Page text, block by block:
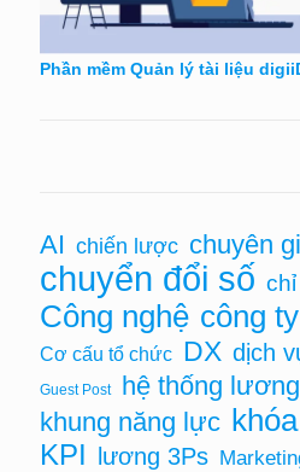
Phần mềm Quản lý tài liệu
AI chiến lược chuyên
chuyển đổi số
Công nghệ công
Cơ cấu tổ chức DX dịch
Guest Post hệ thống lương
khung năng lực
KPI lương 3Ps